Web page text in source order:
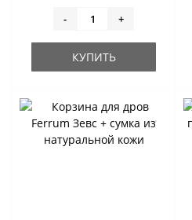
- +
КУПИТЬ